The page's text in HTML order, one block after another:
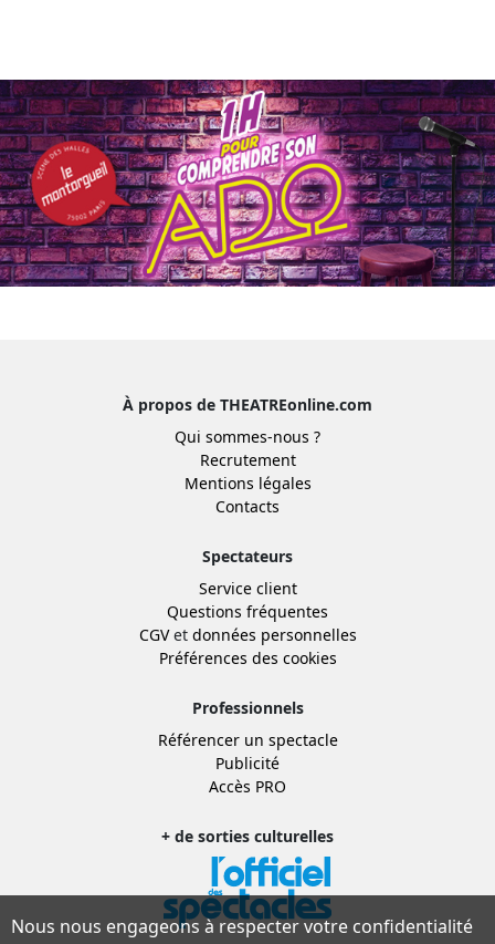
À propos de THEATREonline.com
Qui sommes-nous ?
Recrutement
Mentions légales
Contacts
Spectateurs
Service client
Questions fréquentes
CGVet données personnelles
Préférences des cookies
Professionnels
Référencer un spectacle
Publicité
Accès PRO
+ de sorties culturelles
Nous nous engageons à respecter votre confidentialité